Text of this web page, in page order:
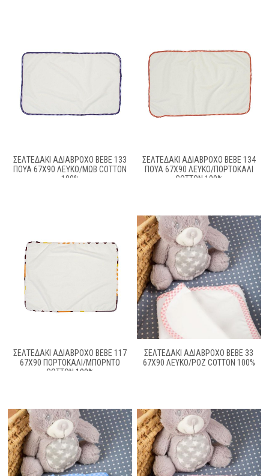
ΣΕΛΤΕΔΆΚΙ ΑΔΙΆΒΡΟΧΟ BEBE 133
ΠΟΥΆ 67X90 ΛΕΥΚΌ/ΜΩΒ COTTON
100%
ΣΕΛΤΕΔΆΚΙ ΑΔΙΆΒΡΟΧΟ BEBE 134
ΠΟΥΆ 67X90 ΛΕΥΚΌ/ΠΟΡΤΟΚΑΛΊ
COTTON 100%
ΣΕΛΤΕΔΆΚΙ ΑΔΙΆΒΡΟΧΟ BEBE 117
67X90 ΠΟΡΤΟΚΑΛΊ/ΜΠΟΡΝΤΌ
COTTON 100%
ΣΕΛΤΕΔΑΚΙ ΑΔΙΑΒΡΟΧΟ BEBE 33
67X90 ΛΕΥΚΟ/ΡΟΖ COTTON 100%